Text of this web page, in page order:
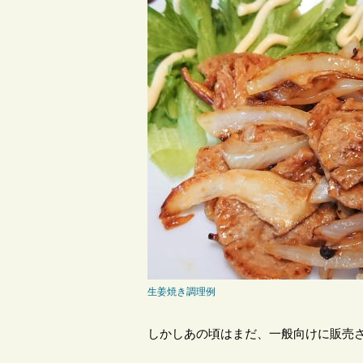
生姜焼き調理例
しかしあの頃はまだ、一般向けに販売